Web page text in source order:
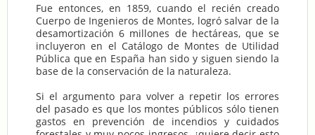
Fue entonces, en 1859, cuando el recién creado
Cuerpo de Ingenieros de Montes, logró salvar de la
desamortización 6 millones de hectáreas, que se
incluyeron en el Catálogo de Montes de Utilidad
Pública que en España han sido y siguen siendo la
base de la conservación de la naturaleza.
Si el argumento para volver a repetir los errores
del pasado es que los montes públicos sólo tienen
gastos en prevención de incendios y cuidados